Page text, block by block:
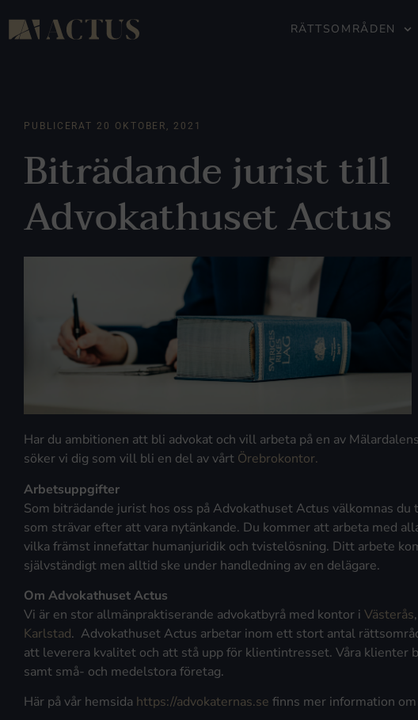
RÄTTSOMRÅDEN
PUBLICERAT 20 OKTOBER, 2021
Biträdande jurist till
Advokathuset Actus
Har du ambitionen att bli advokat och vill arbeta på en av
söker vi dig som vill bli en del av vårt Örebrokontor.
Arbetsuppgifter
Som biträdande jurist hos oss på Advokathuset Actus välkomnas
som strävar efter att vara nytänkande. Du kommer att arbeta med
vilka främst innefattar humanjuridik och tvistelösning. Ditt arbete
självständigt men alltid ske under handledning av en delägare.
Om Advokathuset Actus
Vi är en stor allmänpraktiserande advokatbyrå med kontor i Västerås,
Karlstad. Advokathuset Actus arbetar inom ett stort antal
att leverera kvalitet och att stå upp för klientintresset. Våra klienter
samt små- och medelstora företag.
Här på vår hemsida https://advokaternas.se finns mer information